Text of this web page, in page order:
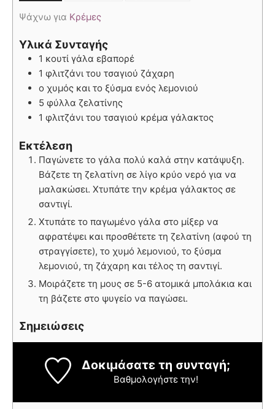
Ψάχνω για Κρέμες
Υλικά Συνταγής
1 κουτί γάλα εβαπορέ
1 φλιτζάνι του τσαγιού ζάχαρη
ο χυμός και το ξύσμα ενός λεμονιού
5 φύλλα ζελατίνης
1 φλιτζάνι του τσαγιού κρέμα γάλακτος
Εκτέλεση
Παγώνετε το γάλα πολύ καλά στην κατάψυξη.
Βάζετε τη ζελατίνη σε λίγο κρύο νερό για να
μαλακώσει. Χτυπάτε την κρέμα γάλακτος σε
σαντιγί.
Χτυπάτε το παγωμένο γάλα στο μίξερ να
αφρατέψει και προσθέτετε τη ζελατίνη (αφού τη
στραγγίσετε), το χυμό λεμονιού, το ξύσμα
λεμονιού, τη ζάχαρη και τέλος τη σαντιγί.
Μοιράζετε τη μους σε 5-6 ατομικά μπολάκια και
τη βάζετε στο ψυγείο να παγώσει.
Σημειώσεις
Δοκιμάσατε τη συνταγή;
Βαθμολογήστε την!